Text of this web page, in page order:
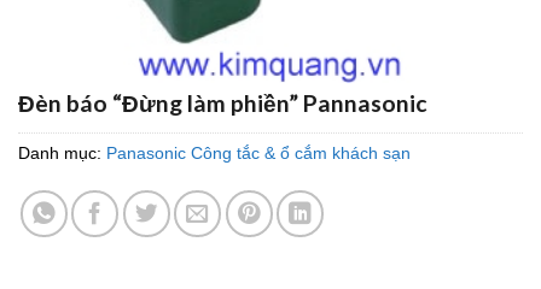
Đèn báo “Đừng làm phiền” Pannasonic
Danh mục: Panasonic Công tắc & ổ cắm khách sạn